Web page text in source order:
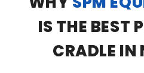
IS THE BEST
CRADLE IN